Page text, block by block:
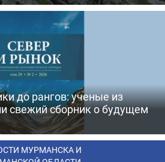
до рангов: ученые из
свежий сборник о будущем
МУРМАНСКА И